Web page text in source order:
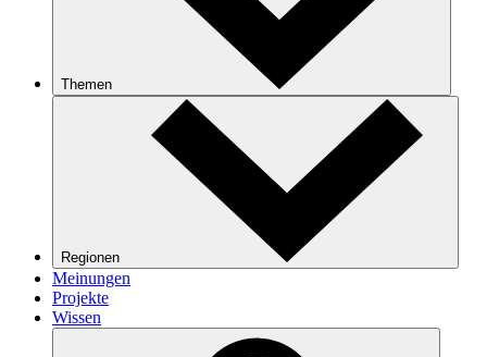
Themen
Regionen
Meinungen
Projekte
Wissen